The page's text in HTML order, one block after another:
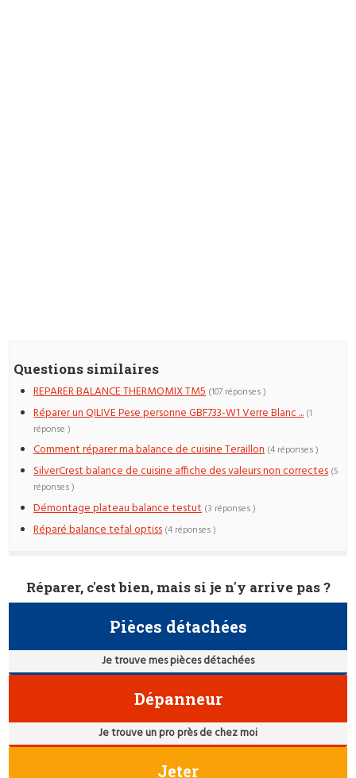
Questions similaires
REPARER BALANCE THERMOMIX TM5 (107 réponses )
Réparer un QILIVE Pese personne GBF733-W1 Verre Blanc ... (1
réponse )
Comment réparer ma balance de cuisine Teraillon (4 réponses )
SilverCrest balance de cuisine affiche des valeurs non correctes (5
réponses )
Démontage plateau balance testut (3 réponses )
Réparé balance tefal optiss (4 réponses )
Réparer, c'est bien, mais si je n'y arrive pas ?
Pièces détachées
Je trouve mes pièces détachées
Dépanneur
Je trouve un pro près de chez moi
Jeter